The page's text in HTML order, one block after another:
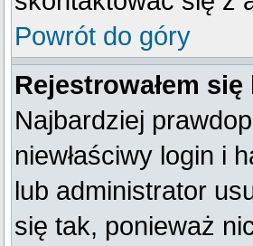
Powrót do góry
Rejestrowałem
Najbardziej
niewłaściwy login i
lub administrator
się tak, ponieważ